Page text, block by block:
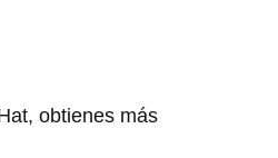
obtienes más